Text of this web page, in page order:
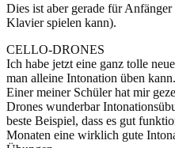
Dies ist aber gerade für
Klavier spielen kann).
CELLO-DRONES
Ich habe jetzt eine ganz tolle
man alleine Intonation üben kann.
Einer meiner Schüler hat mir
Drones wunderbar
beste Beispiel, dass es gut
Monaten eine wirklich gute